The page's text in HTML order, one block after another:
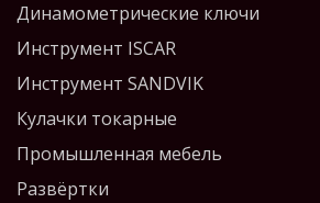
Динамометрические ключи
Инструмент ISCAR
Инструмент SANDVIK
Кулачки токарные
Промышленная мебель
Развёртки